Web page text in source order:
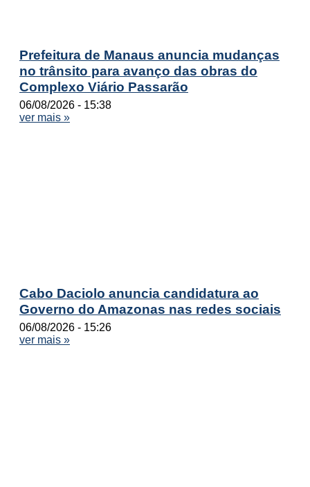
Prefeitura de Manaus anuncia mudanças
no trânsito para avanço das obras do
Complexo Viário Passarão
06/08/2026
15:38
ver mais »
Cabo Daciolo anuncia candidatura ao
Governo do Amazonas nas redes sociais
06/08/2026
15:26
ver mais »